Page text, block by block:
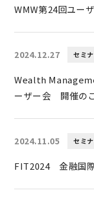
WMW第24回ユー
2024.12.27 セミ
Wealth
ーザー会 開催の
2024.11.05 セミ
FIT2024 金融国